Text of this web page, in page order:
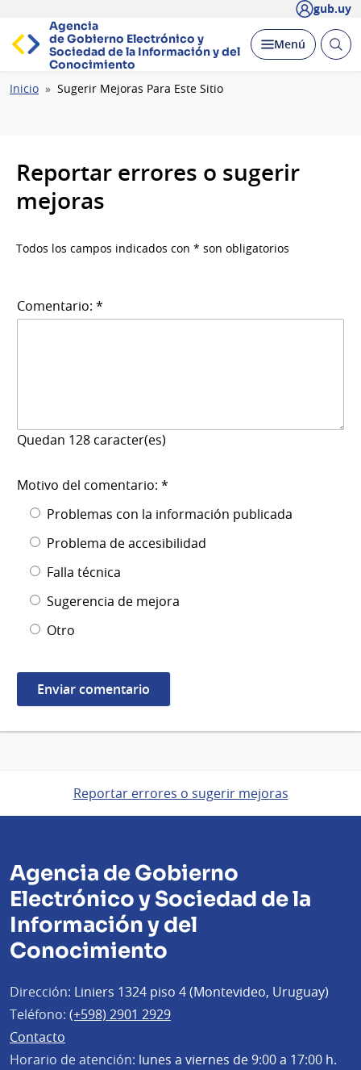
gub.uy
Agencia
de Gobierno Electrónico y
Sociedad de la Información y del
Conocimiento
Desplegar
Menú Abrir
Ruta
Inicio Sugerir Mejoras Para Este Sitio
Reportar errores o sugerir
mejoras
Todos los campos indicados con * son obligatorios
Comentario: *
Quedan 128 caracter(es)
Motivo del comentario: *
Problemas con la información publicada
Problema de accesibilidad
Falla técnica
Sugerencia de mejora
Otro
Reportar errores o sugerir mejoras
Agencia de Gobierno
Electrónico y Sociedad de la
Información y del
Conocimiento
Dirección: Liniers 1324 piso 4 (Montevideo, Uruguay)
Teléfono: (+598) 2901 2929
Contacto
Horario de atención: lunes a viernes de 9:00 a 17:00 h.